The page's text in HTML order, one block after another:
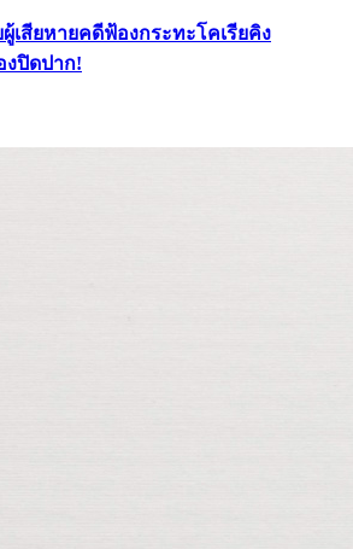
เสียหายคดีฟ้องกระทะโคเรียคิง
ปิดปาก!